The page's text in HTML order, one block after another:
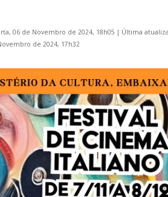
06 de Novembro de 2024, 18h05 | Última
de 2024, 17h32